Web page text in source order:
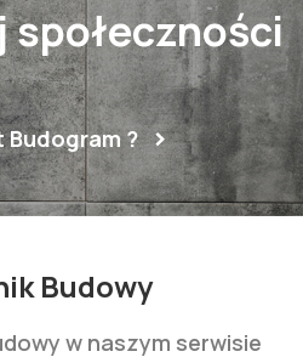
?
Budowy
w naszym serwisie